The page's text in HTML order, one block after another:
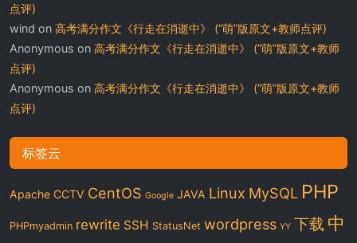
点评)
wind on 高考满分作文《行走在消逝中》 (“萌”版原文+教师点评)
Anonymous on 高考满分作文《行走在消逝中》 (“萌”版原文+教师
点评)
Anonymous on 高考满分作文《行走在消逝中》 (“萌”版原文+教师
点评)
标签云
Apache CCTV CentOS Google JAVA Linux MySQL PHP
PHPmyadmin rewrite SSH StatusNet wordpress YY 下载 中